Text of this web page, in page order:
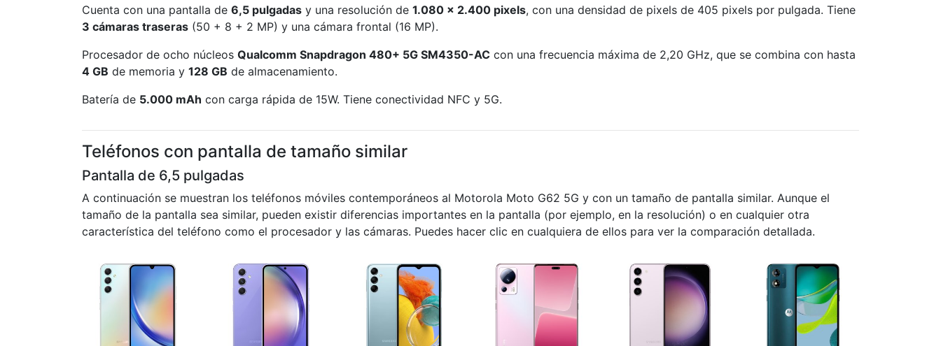
Cuenta con una pantalla de 6,5 pulgadas y una resolución de 1.080 x 2.400 pixels, con una densidad de pixels de 405 pixels por pulgada. Tiene
3 cámaras traseras (50 + 8 + 2 MP) y una cámara frontal (16 MP).
Procesador de ocho núcleos Qualcomm Snapdragon 480+ 5G SM4350-AC con una frecuencia máxima de 2,20 GHz, que se combina con hasta
4 GB de memoria y 128 GB de almacenamiento.
Batería de 5.000 mAh con carga rápida de 15W. Tiene conectividad NFC y 5G.
Teléfonos con pantalla de tamaño similar
Pantalla de 6,5 pulgadas
A continuación se muestran los teléfonos móviles contemporáneos al Motorola Moto G62 5G y con un tamaño de pantalla similar. Aunque el
tamaño de la pantalla sea similar, pueden existir diferencias importantes en la pantalla (por ejemplo, en la resolución) o en cualquier otra
característica del teléfono como el procesador y las cámaras. Puedes hacer clic en cualquiera de ellos para ver la comparación detallada.